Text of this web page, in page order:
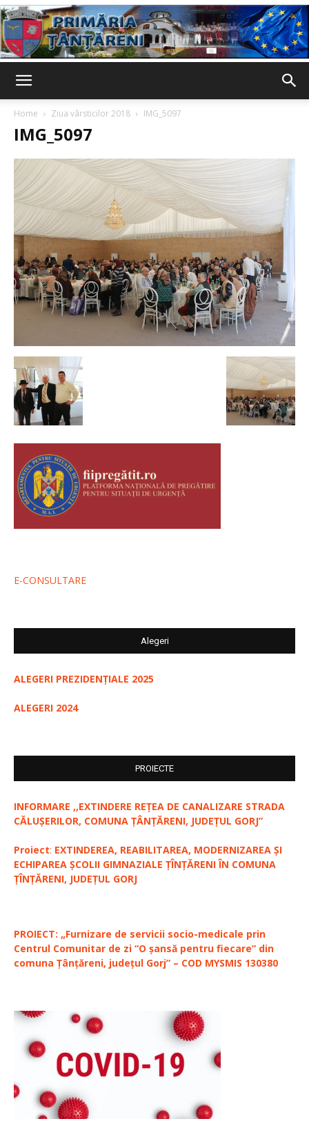
Home Ziua vârsticilor 2018 IMG_5097
IMG_5097
E-CONSULTARE
Alegeri
ALEGERI PREZIDENȚIALE 2025
ALEGERI 2024
PROIECTE
INFORMARE ,,EXTINDERE REȚEA DE CANALIZARE STRADA
CĂLUȘERILOR, COMUNA ȚÂNȚĂRENI, JUDEȚUL GORJ”
Proiect: EXTINDEREA, REABILITAREA, MODERNIZAREA ȘI
ECHIPAREA ȘCOLII GIMNAZIALE ȚÎNȚĂRENI ÎN COMUNA
ȚÎNȚĂRENI, JUDEȚUL GORJ
PROIECT: „Furnizare de servicii socio-medicale prin
Centrul Comunitar de zi “O șansă pentru fiecare” din
comuna Țânțăreni, județul Gorj” – COD MYSMIS 130380